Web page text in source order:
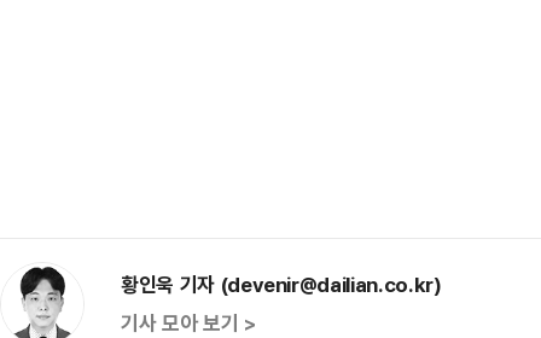
황인욱 기자 (devenir@dailian.co.kr)
기사 모아 보기 >